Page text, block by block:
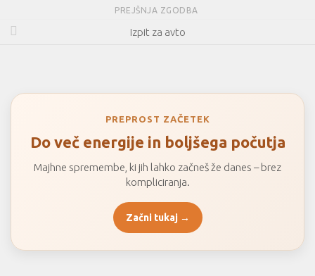
PREJŠNJA ZGODBA
Izpit za avto
PREPROST ZAČETEK
Do več energije in boljšega počutja
Majhne spremembe, ki jih lahko začneš že danes – brez
kompliciranja.
Začni tukaj →